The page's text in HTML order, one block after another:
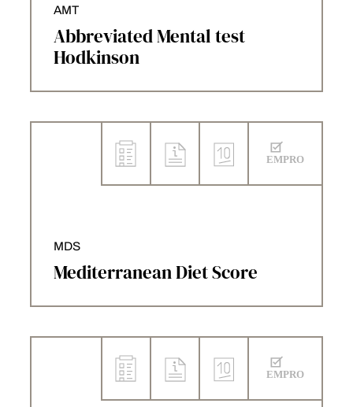
AMT
Abbreviated Mental test
Hodkinson
MDS
Mediterranean Diet Score